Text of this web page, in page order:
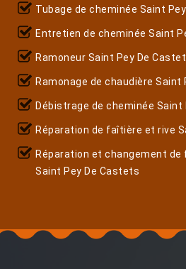
Tubage de cheminée Saint
Entretien de cheminée Saint
Ramoneur Saint Pey De
Ramonage de chaudière Saint
Débistrage de cheminée Saint
Réparation de faîtière et rive
Réparation et changement
Saint Pey De Castets